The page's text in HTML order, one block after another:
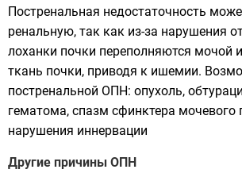
Постренальная недостаточность
ренальную, так как из-за нарушения
лоханки почки переполняются мочой
ткань почки, приводя к ишемии.
постренальной ОПН: опухоль,
гематома, спазм сфинктера мочевого
нарушения иннервации
Другие причины ОПН